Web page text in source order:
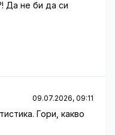
Да не би да си
09.07.2026, 09:11
Гори, какво